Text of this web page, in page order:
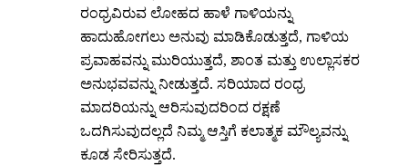
ರಂಧ್ರವಿರುವ ಲೋಹದ ಹಾಳೆ ಗಾಳಿಯನ್ನು
ಹಾದುಹೋಗಲು ಅನುವು ಮಾಡಿಕೊಡುತ್ತದೆ, ಗಾಳಿಯ
ಪ್ರವಾಹವನ್ನು ಮುರಿಯುತ್ತದೆ, ಶಾಂತ ಮತ್ತು ಉಲ್ಲಾಸಕರ
ಅನುಭವವನ್ನು ನೀಡುತ್ತದೆ. ಸರಿಯಾದ ರಂಧ್ರ
ಮಾದರಿಯನ್ನು ಆರಿಸುವುದರಿಂದ ರಕ್ಷಣೆ
ಒದಗಿಸುವುದಲ್ಲದೆ ನಿಮ್ಮ ಆಸ್ತಿಗೆ ಕಲಾತ್ಮಕ ಮೌಲ್ಯವನ್ನು
ಕೂಡ ಸೇರಿಸುತ್ತದೆ.